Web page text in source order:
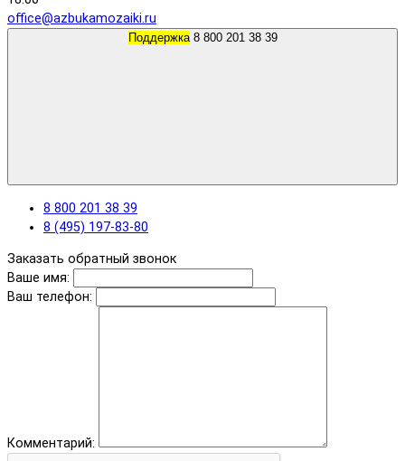
office@azbukamozaiki.ru
Поддержка 8 800 201 38 39
8 800 201 38 39
8 (495) 197-83-80
Заказать обратный звонок
Ваше имя:
Ваш телефон:
Комментарий: